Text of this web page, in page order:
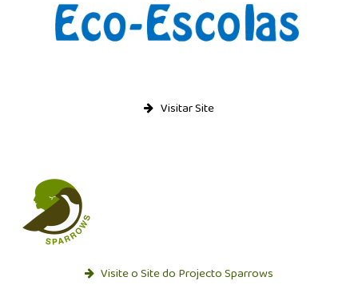
Visitar Site
Visite o Site do Projecto Sparrows